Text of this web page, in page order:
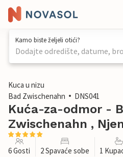
Kamo biste željeli otići?
Dodajte odredište, datume,
1 / 1
Kuca u nizu
Bad Zwischenahn
DNS041
Kuća-za-odmor -
Zwischenahn ,
6 Gosti 2 Spavaće sobe 1